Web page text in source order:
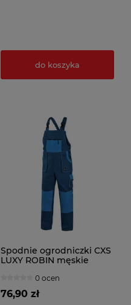
do koszyka
Spodnie ogrodniczki CXS
LUXY ROBIN męskie
0 ocen
76,90 zł